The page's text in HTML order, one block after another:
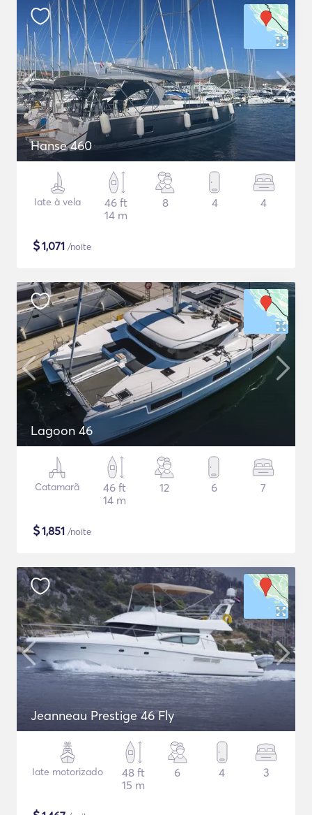
Hanse 460
Iate à vela
46 ft
14 m
8 4 4
$1,071 /noite
Lagoon 46
Catamarã
46 ft
14 m
12 6 7
$1,851 /noite
Jeanneau Prestige 46 Fly
Iate motorizado
48 ft
15 m
6 4 3